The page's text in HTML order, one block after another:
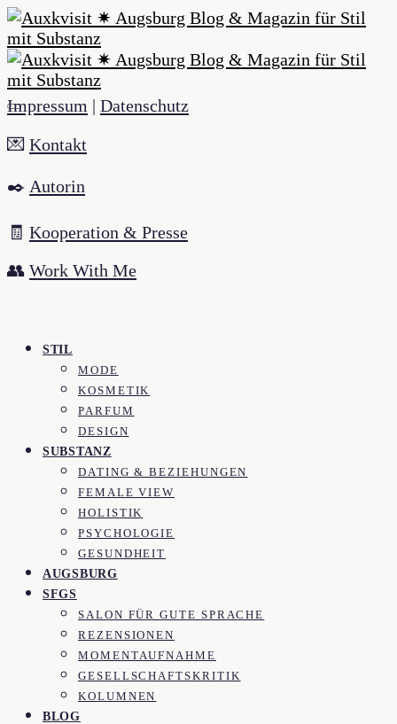
Impressum | Datenschutz
💌 Kontakt
✒️ Autorin
🧾 Kooperation & Presse
👥 Work With Me
STIL
MODE
KOSMETIK
PARFUM
DESIGN
SUBSTANZ
DATING & BEZIEHUNGEN
FEMALE VIEW
HOLISTIK
PSYCHOLOGIE
GESUNDHEIT
AUGSBURG
SFGS
SALON FÜR GUTE SPRACHE
REZENSIONEN
MOMENTAUFNAHME
GESELLSCHAFTSKRITIK
KOLUMNEN
BLOG